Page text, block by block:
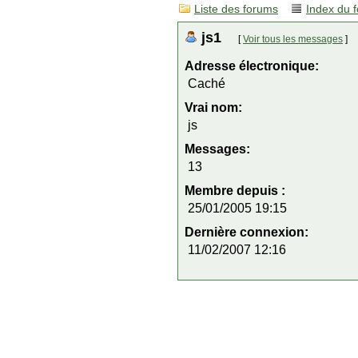
Liste des forums Index du
js1 [Voir tous les messages ]
Adresse électronique:
Caché
Vrai nom:
js
Messages:
13
Membre depuis :
25/01/2005 19:15
Dernière connexion:
11/02/2007 12:16